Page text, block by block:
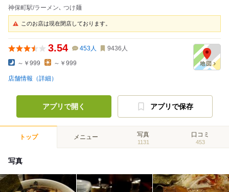
神保町駅/ラーメン､ つけ麺
このお店は現在閉店しております。
3.54 453人 9436 人
～￥999 ～￥999
店舗情報（詳細）
アプリで開く アプリで保存
トップ メニュー 写真
1131
口コミ
453
写真